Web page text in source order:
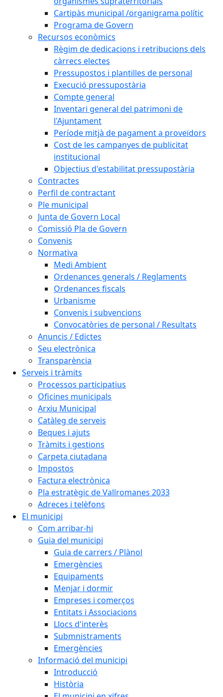
Cartipàs municipal /organigrama polític
Programa de Govern
Recursos econòmics
Règim de dedicacions i retribucions dels
càrrecs electes
Pressupostos i plantilles de personal
Execució pressupostària
Compte general
Inventari general del patrimoni de
l'Ajuntament
Període mitjà de pagament a proveïdors
Cost de les campanyes de publicitat
institucional
Objectius d'estabilitat pressupostària
Contractes
Perfil de contractant
Ple municipal
Junta de Govern Local
Comissió Pla de Govern
Convenis
Normativa
Medi Ambient
Ordenances generals / Reglaments
Ordenances fiscals
Urbanisme
Convenis i subvencions
Convocatòries de personal / Resultats
Anuncis / Edictes
Seu electrònica
Transparència
Serveis i tràmits
Processos participatius
Oficines municipals
Arxiu Municipal
Catàleg de serveis
Beques i ajuts
Tràmits i gestions
Carpeta ciutadana
Impostos
Factura electrònica
Pla estratègic de Vallromanes 2033
Adreces i telèfons
El municipi
Com arribar-hi
Guia del municipi
Guia de carrers / Plànol
Emergències
Equipaments
Menjar i dormir
Empreses i comerços
Entitats i Associacions
Llocs d'interès
Submnistraments
Emergències
Informació del municipi
Introducció
Història